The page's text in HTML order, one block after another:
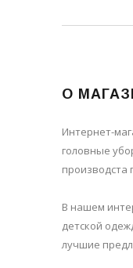
О
Интернет-
головные
производста
В нашем
детской
лучшие